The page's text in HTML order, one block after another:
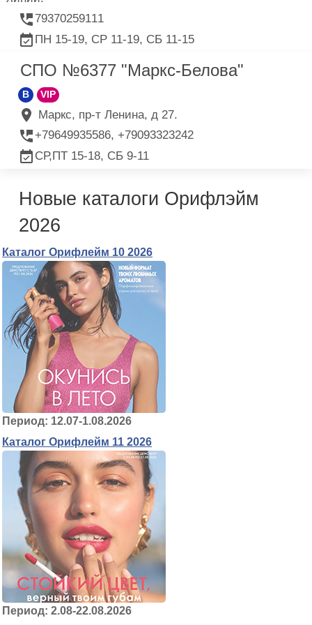
79370259111
ПН 15-19, СР 11-19, СБ 11-15
СПО №6377 "Маркс-Белова"
B VIP
Маркс, пр-т Ленина, д 27.
+79649935586, +79093323242
СР,ПТ 15-18, СБ 9-11
Новые каталоги Орифлэйм
2026
Каталог Орифлейм 10 2026
Период: 12.07-1.08.2026
Каталог Орифлейм 11 2026
Период: 2.08-22.08.2026